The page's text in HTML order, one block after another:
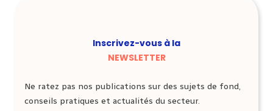
Inscrivez-vous à la
NEWSLETTER
Ne ratez pas nos publications sur des sujets de fond,
conseils pratiques et actualités du secteur.